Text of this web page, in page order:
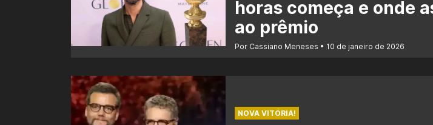
horas começa e onde
ao prêmio
Por Cassiano Meneses 10 de janeiro de 2026
NOVA VITÓRIA!